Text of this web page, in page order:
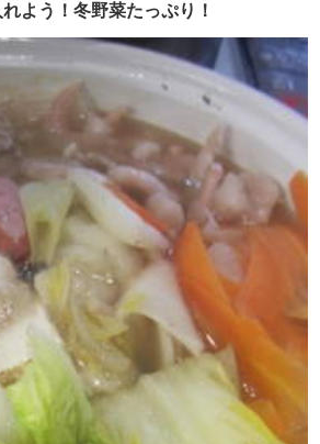
よう！冬野菜たっぷり！